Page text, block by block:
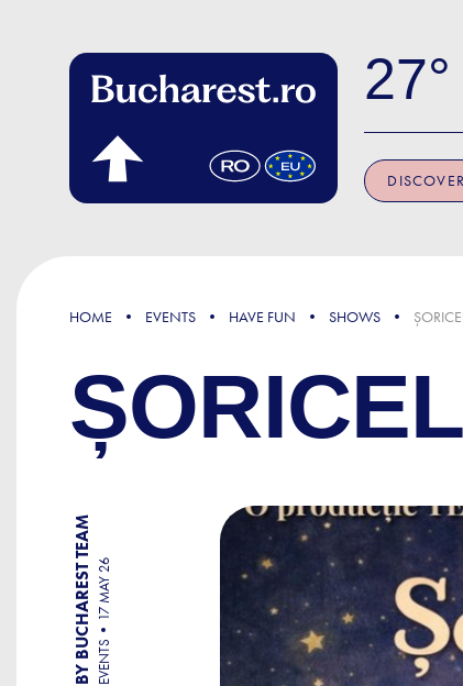
27
DISCOVER
HOME EVENTS HAVE FUN SHOWS
BY BUCHAREST TEAM EVENTS
17 MAY 26